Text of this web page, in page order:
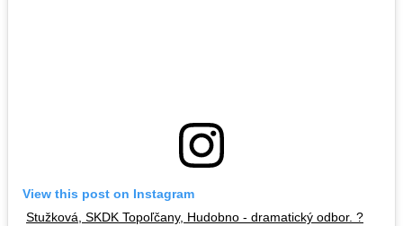
View this post on Instagram
Stužková, SKDK Topoľčany, Hudobno - dramatický odbor. ?